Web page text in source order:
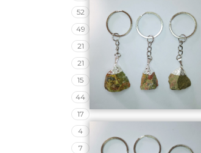
52
49
21
21
15
44
17
4
7